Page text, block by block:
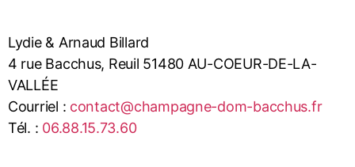
Lydie & Arnaud Billard
4 rue Bacchus, Reuil 51480 AU-COEUR-DE-LA-
VALLÉE
Courriel : contact@champagne-dom-bacchus.fr
Tél. : 06.88.15.73.60